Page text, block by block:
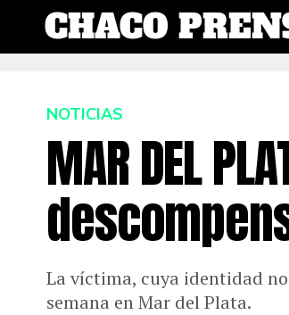
NOTICIAS
MAR DEL
La víctima, cuya identidad
semana en Mar del Plata.